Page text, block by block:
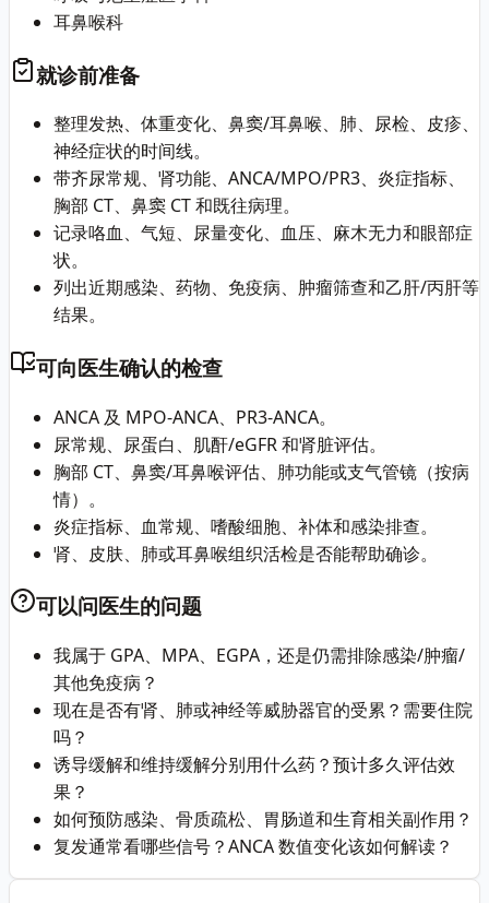
耳鼻喉科
就诊前准备
整理发热、体重变化、鼻窦/耳鼻喉、肺、尿检、皮疹、
神经症状的时间线。
带齐尿常规、肾功能、ANCA/MPO/PR3、炎症指标、
胸部 CT、鼻窦 CT 和既往病理。
记录咯血、气短、尿量变化、血压、麻木无力和眼部症
状。
列出近期感染、药物、免疫病、肿瘤筛查和乙肝/丙肝等
结果。
可向医生确认的检查
ANCA 及 MPO-ANCA、PR3-ANCA。
尿常规、尿蛋白、肌酐/eGFR 和肾脏评估。
胸部 CT、鼻窦/耳鼻喉评估、肺功能或支气管镜（按病
情）。
炎症指标、血常规、嗜酸细胞、补体和感染排查。
肾、皮肤、肺或耳鼻喉组织活检是否能帮助确诊。
可以问医生的问题
我属于 GPA、MPA、EGPA，还是仍需排除感染/肿瘤/
其他免疫病？
现在是否有肾、肺或神经等威胁器官的受累？需要住院
吗？
诱导缓解和维持缓解分别用什么药？预计多久评估效
果？
如何预防感染、骨质疏松、胃肠道和生育相关副作用？
复发通常看哪些信号？ANCA 数值变化该如何解读？